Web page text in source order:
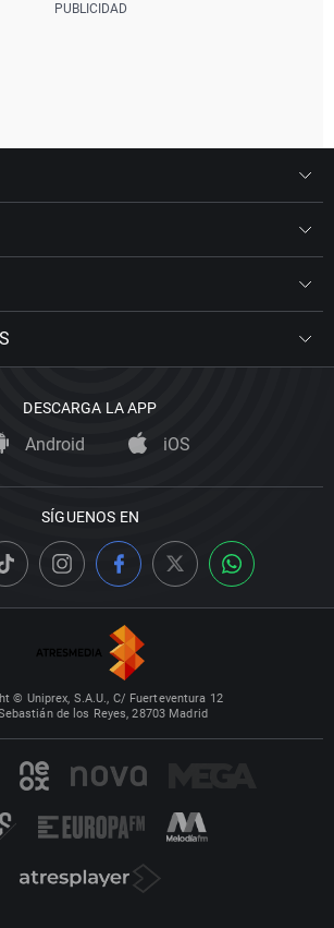
DESCARGA LA APP
Android iOS
SÍGUENOS EN
© Uniprex, S.A.U., C/ Fuerteventura 12
de los Reyes, 28703 Madrid